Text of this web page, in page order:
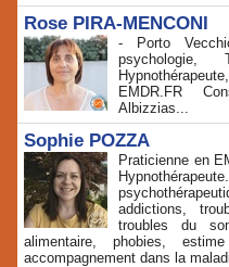
Rose PIRA-MENCONI
- Porto
psychologie,
EMDR.FR
Albizzias...
Sophie POZZA
Praticienne en
addictions,
troubles du
alimentaire, phobies,
accompagnement dans la